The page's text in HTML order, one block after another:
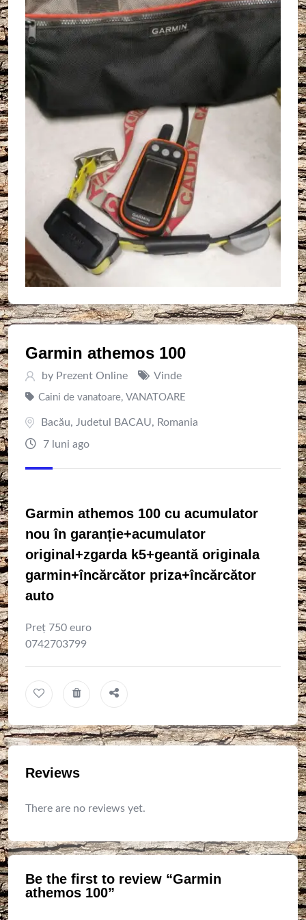
Garmin athemos 100
by Prezent Online Vinde
Caini de vanatoare, VANATOARE
Bacău, Judetul BACAU, Romania
7 luni ago
Garmin athemos 100 cu acumulator
nou în garanție+acumulator
original+zgarda k5+geantă originala
garmin+încărcător priza+încărcător
auto
Preț 750 euro
0742703799
Reviews
There are no reviews yet.
Be the first to review “Garmin
athemos 100”